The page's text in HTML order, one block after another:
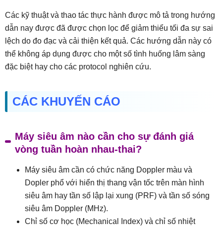
Các kỹ thuật và thao tác thực hành được mô tả trong hướng
dẫn nay được đã được chọn lọc để giảm thiểu tối đa sự sai
lệch do đo đạc và cải thiện kết quả. Các hướng dẫn này có
thể không áp dụng được cho một số tình huống lâm sàng
đặc biệt hay cho các protocol nghiên cứu.
CÁC KHUYẾN CÁO
Máy siêu âm nào cần cho sự đánh giá
vòng tuần hoàn nhau-thai?
Máy siêu âm cần có chức năng Doppler màu và
Dopler phổ với hiển thị thang vận tốc trên màn hình
siêu âm hay tần số lập lại xung (PRF) và tần số sóng
siêu âm Doppler (MHz).
Chỉ số cơ học (Mechanical Index) và chỉ số nhiệt